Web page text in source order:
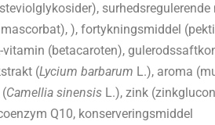
surhedsregulerende
), fortykningsmiddel
(betacaroten),
(Lycium barbarum L.), aroma
Camellia sinensis L.), zink
Q10, konserveringsmiddel